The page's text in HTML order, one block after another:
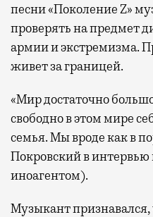
песни «Поколение Z»
проверять на предмет
армии и экстремизма.
живет за границей.
«Мир достаточно
свободно в этом мире
семья. Мы вроде как в
Покровский в
иноагентом).
Музыкант признавался,